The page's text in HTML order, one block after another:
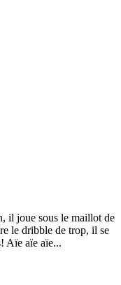
il joue sous le maillot de
le dribble de trop, il se
Aïe aïe aïe...